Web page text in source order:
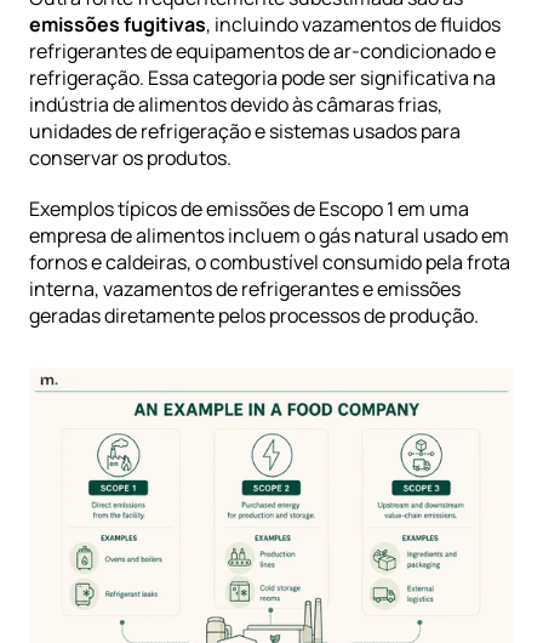
emissões fugitivas, incluindo vazamentos de fluidos
refrigerantes de equipamentos de ar-condicionado e
refrigeração. Essa categoria pode ser significativa na
indústria de alimentos devido às câmaras frias,
unidades de refrigeração e sistemas usados para
conservar os produtos.
Exemplos típicos de emissões de Escopo 1 em uma
empresa de alimentos incluem o gás natural usado em
fornos e caldeiras, o combustível consumido pela frota
interna, vazamentos de refrigerantes e emissões
geradas diretamente pelos processos de produção.